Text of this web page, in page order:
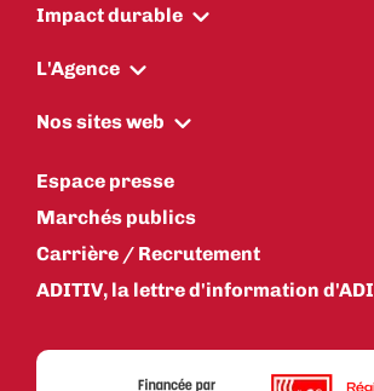
Impact durable
L'Agence
Nos sites web
Espace presse
Marchés publics
Carrière / Recrutement
ADITIV, la lettre d'information d'ADI